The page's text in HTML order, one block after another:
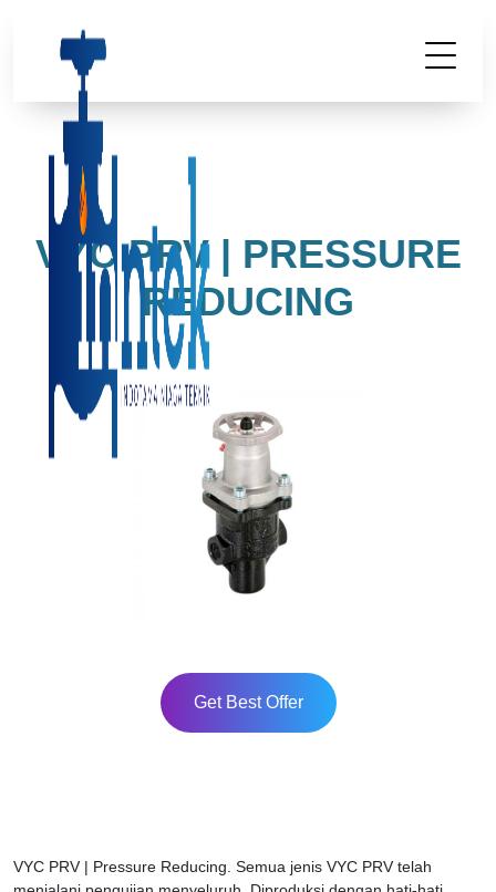
VYC PRV | PRESSURE
REDUCING
Get Best Offer
VYC PRV | Pressure Reducing. Semua jenis VYC PRV telah